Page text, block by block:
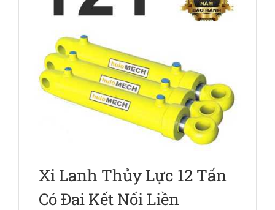
Xi Lanh Thủy Lực 12 Tấn
Có Đai Kết Nối Liền